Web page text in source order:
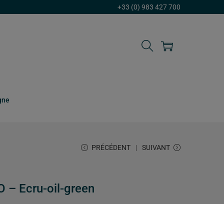
+33 (0) 983 427 700
PRÉCÉDENT SUIVANT
– Ecru-oil-green